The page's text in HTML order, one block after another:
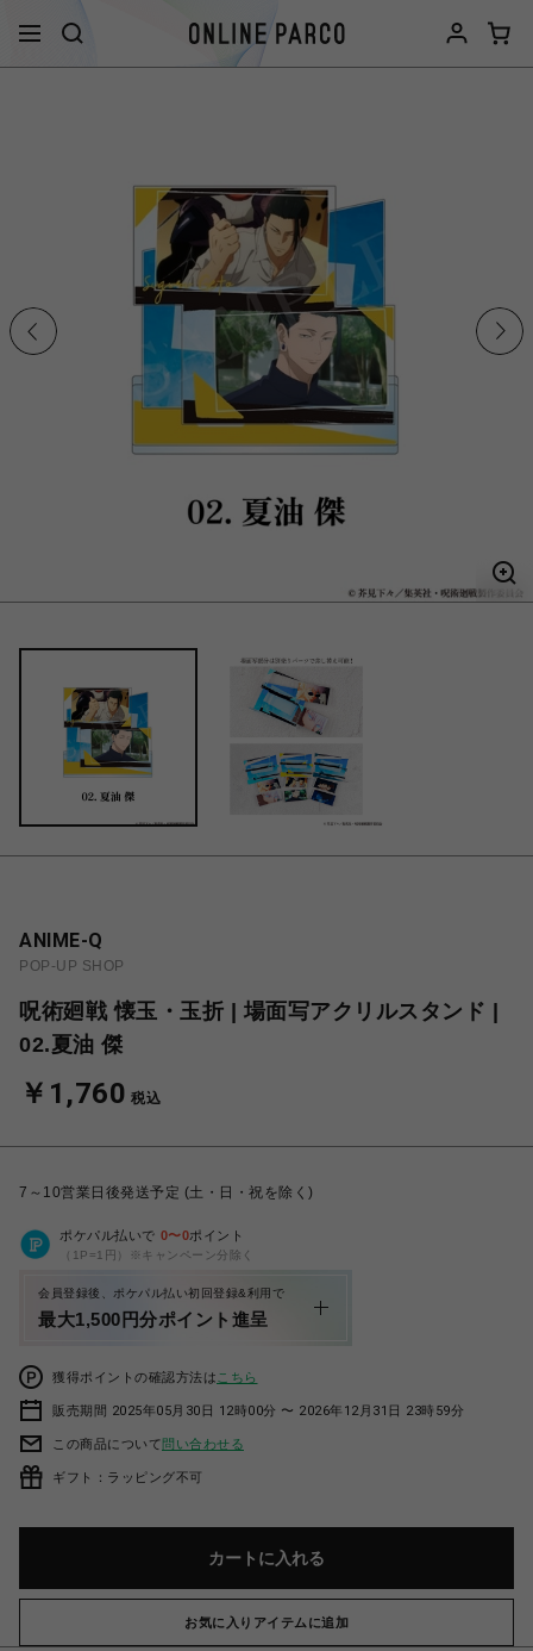
ANIME-Q
POP-UP SHOP
呪術廻戦 懐玉・玉折 | 場面写アクリルスタンド |
02.夏油 傑
￥1,760 税込
7～10営業日後発送予定 (土・日・祝を除く)
ポケパル払いで 0〜0ポイント
（1P=1円）※キャンペーン分除く
会員登録後、ポケパル払い初回登録&利用で
最大1,500円分ポイント進呈
獲得ポイントの確認方法は こちら
販売期間 2025年05月30日 12時00分 〜 2026年12月31日 23時59分
この商品について問い合わせる
ギフト：ラッピング不可
カートに入れる
お気に入りアイテムに追加